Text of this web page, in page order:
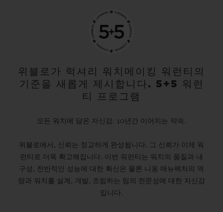
위블로가 럭셔리 워치메이킹 워런티의
기준을 새롭게 제시합니다. 5+5 워런
티 프로그램
모든 워치에 담은 자신감. 10년간 이어지는 약속.
위블로에서, 신뢰는 정교하게 완성됩니다. 그 신뢰가 이제 워
런티로 더욱 확고해집니다. 이번 워런티는 워치의 품질과 내
구성, 전반적인 성능에 대한 확신은 물론 니옹 매뉴팩처의 역
량과 워치를 설계, 개발, 조립하는 팀의 전문성에 대한 자신감
입니다.